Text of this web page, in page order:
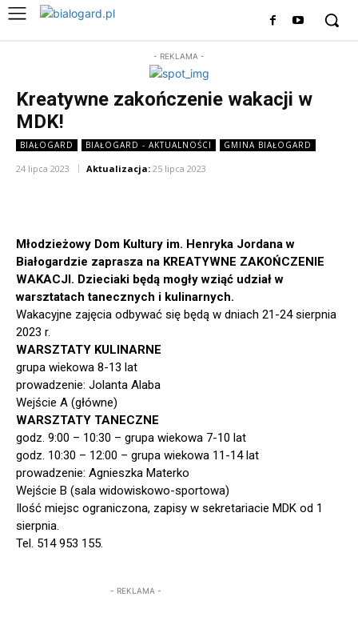
- REKLAMA -
Kreatywne zakończenie wakacji w
MDK!
BIAŁOGARD BIAŁOGARD - AKTUALNOŚCI GMINA BIAŁOGARD
24 lipca 2023 Aktualizacja: 25 lipca 2023
Młodzieżowy Dom Kultury im. Henryka Jordana w
Białogardzie zaprasza na KREATYWNE ZAKOŃCZENIE
WAKACJI. Dzieciaki będą mogły wziąć udział w
warsztatach tanecznych i kulinarnych.
Wakacyjne zajęcia odbywać się będą w dniach 21-24 sierpnia
2023 r.
WARSZTATY KULINARNE
grupa wiekowa 8-13 lat
prowadzenie: Jolanta Alaba
Wejście A (główne)
WARSZTATY TANECZNE
godz. 9:00 – 10:30 – grupa wiekowa 7-10 lat
godz. 10:30 – 12:00 – grupa wiekowa 11-14 lat
prowadzenie: Agnieszka Materko
Wejście B (sala widowiskowo-sportowa)
Ilość miejsc ograniczona, zapisy w sekretariacie MDK od 1
sierpnia.
Tel. 514 953 155.
- REKLAMA -